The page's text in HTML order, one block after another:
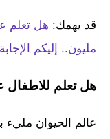
قد يهمك:
مليون.. إليكم الإجابة
هل تعلم للاطفال
عالم الحيوان مليء